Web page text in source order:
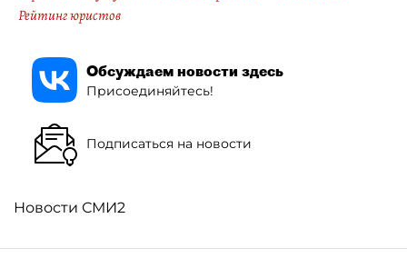
Рейтинг юристов
Обсуждаем новости здесь
Присоединяйтесь!
Подписаться на новости
Новости СМИ2